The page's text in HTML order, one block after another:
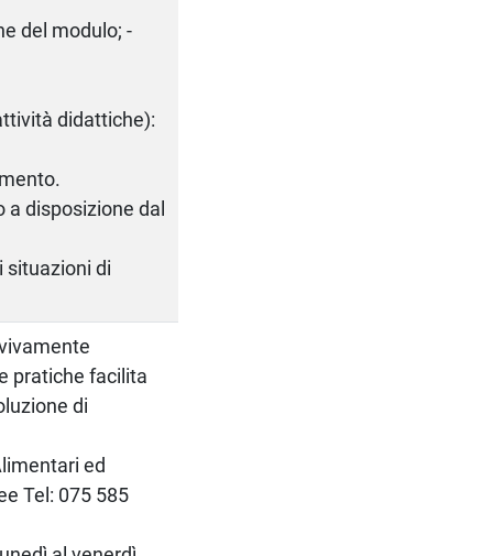
del modulo; -
didattiche):
disposizione dal
situazioni di
pratiche facilita
di
ed
Tel: 075 585